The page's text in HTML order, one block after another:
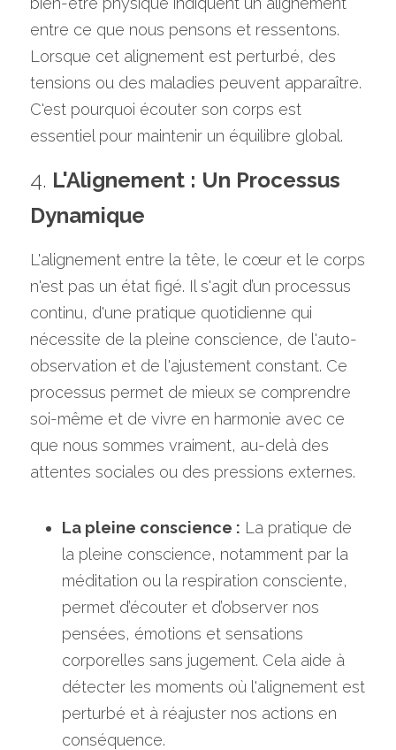
entre ce que nous pensons et ressentons.
Lorsque cet alignement est perturbé, des
tensions ou des maladies peuvent apparaître.
C'est pourquoi écouter son corps est
essentiel pour maintenir un équilibre global.
4. L'Alignement : Un Processus
Dynamique
L'alignement entre la tête, le cœur et le corps
n'est pas un état figé. Il s'agit d’un processus
continu, d'une pratique quotidienne qui
nécessite de la pleine conscience, de l'auto-
observation et de l'ajustement constant. Ce
processus permet de mieux se comprendre
soi-même et de vivre en harmonie avec ce
que nous sommes vraiment, au-delà des
attentes sociales ou des pressions externes.
La pleine conscience : La pratique de
la pleine conscience, notamment par la
méditation ou la respiration consciente,
permet d’écouter et d’observer nos
pensées, émotions et sensations
corporelles sans jugement. Cela aide à
détecter les moments où l'alignement est
perturbé et à réajuster nos actions en
conséquence.